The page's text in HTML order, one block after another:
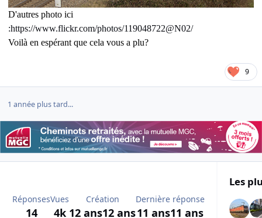
D'autres photo ici
:https://www.flickr.com/photos/119048722@N02/
Voilà en espérant que cela vous a plu?
9
1 année plus tard...
Réponses
14
Vues
4k
Création
12 ans12 ans
Dernière réponse
11 ans11 ans
Les